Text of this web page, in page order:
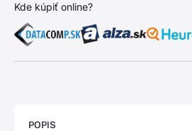
Kde kúpiť online?
POPIS